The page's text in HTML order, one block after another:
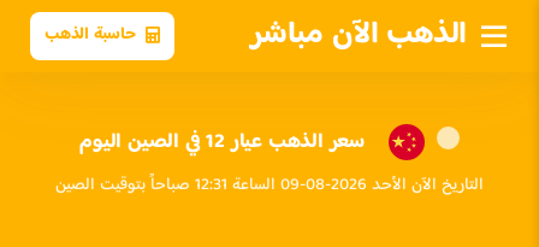
الذهب الآن مباشر حاسبة الذهب
سعر الذهب عيار 12 في الصين اليوم
التاريخ الآن الأحد 2026-08-09 الساعة 12:31 صباحاً بتوقيت الصين